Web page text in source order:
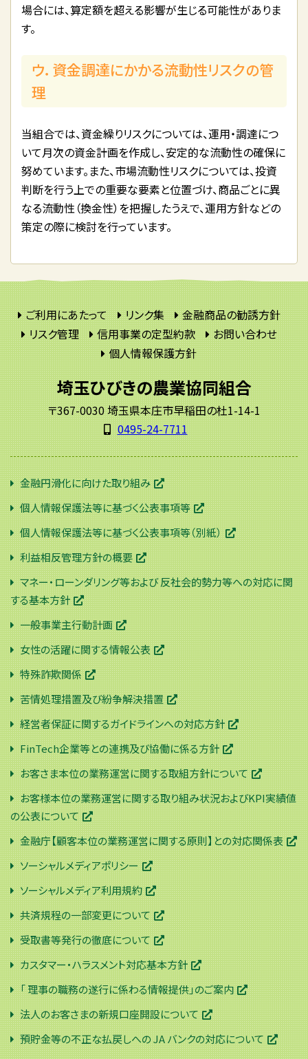
場合には、算定額を超える影響が生じる可能性がありま
す。
ウ．資金調達にかかる流動性リスクの管
理
当組合では、資金繰りリスクについては、運用・調達につ
いて月次の資金計画を作成し、安定的な流動性の確保に
努めています。また、市場流動性リスクについては、投資
判断を行う上での重要な要素と位置づけ、商品ごとに異
なる流動性（換金性）を把握したうえで、運用方針などの
策定の際に検討を行っています。
ご利用にあたって リンク集
金融商品の勧誘方針
リスク管理
信用事業の定型約款
お問い合わせ
個人情報保護方針
埼玉ひびきの農業協同組合
〒367-0030 埼玉県本庄市早稲田の杜1-14-1
0495-24-7711
金融円滑化に向けた取り組み
個人情報保護法等に基づく公表事項等
個人情報保護法等に基づく公表事項等（別紙）
利益相反管理方針の概要
マネー・ローンダリング等および 反社会的勢力等への対応に関
する基本方針
一般事業主行動計画
女性の活躍に関する情報公表
特殊詐欺関係
苦情処理措置及び紛争解決措置
経営者保証に関するガイドラインへの対応方針
FinTech企業等との連携及び協働に係る方針
お客さま本位の業務運営に関する取組方針について
お客様本位の業務運営に関する取り組み状況およびKPI実績値
の公表について
金融庁【顧客本位の業務運営に関する原則】との対応関係表
ソーシャルメディアポリシー
ソーシャルメディア利用規約
共済規程の一部変更について
受取書等発行の徹底について
カスタマー・ハラスメント対応基本方針
「 理事の職務の遂行に係わる情報提供」のご案内
法人のお客さまの新規口座開設について
預貯金等の不正な払戻しへの JA バンクの対応について